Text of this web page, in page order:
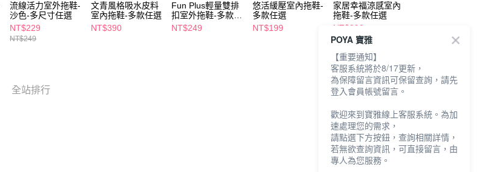
流線活力室外拖鞋-
沙色-多尺寸任選
NT$229
NT$249
文青風格吸水皮料
室內拖鞋-多款任選
NT$390
Fun Plus輕量雙排
扣室外拖鞋-多款任
選
NT$249
悠活緩壓室內拖鞋-
多款任選
NT$199
家居幸福涼感室內
拖鞋-多款任選
NT$390
全站排行
POYA 寶雅
【重要通知】
客服系統將於8/17更新，
為保障留言資訊可保留查詢，請先
登入會員帳號留言。
歡迎來到寶雅線上客服系統。為加
速處理您的需求，
請點選下方按鈕，查詢相關詳情，
若無欲查詢資訊，可直接留言，由
專人為您服務。